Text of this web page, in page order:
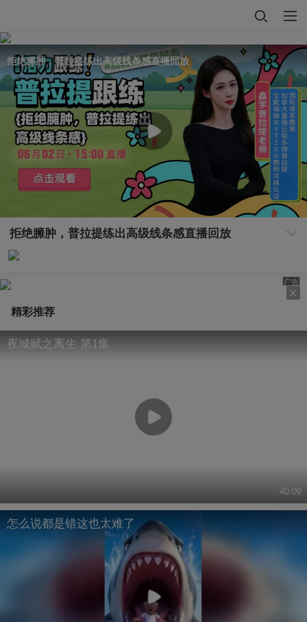
拒绝臃肿，普拉提练出高级线条感直播回放
拒绝臃肿，普拉提练出高级线条感直播回放
广告
精彩推荐
夜城赋之离生 第1集
40:09
怎么说都是错这也太难了